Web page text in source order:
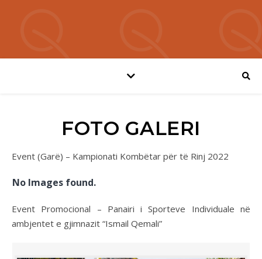
FOTO GALERI
Event (Garë) – Kampionati Kombëtar për të Rinj 2022
No Images found.
Event Promocional – Panairi i Sporteve Individuale në
ambjentet e gjimnazit “Ismail Qemali”